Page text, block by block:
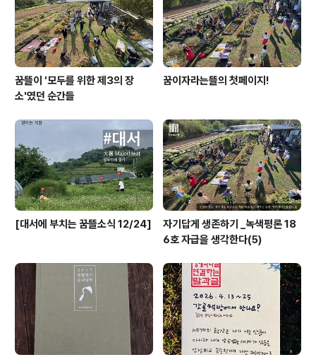
꿈뜰이 '모두를 위한 제3의 장
소'였던 순간들
꿈이자라는뜰의 첫페이지!
[대서에 부치는 꿈뜰소식 12/24]
자기답게 생존하기 _녹색평론 18
6호 자급을 생각한다(5)